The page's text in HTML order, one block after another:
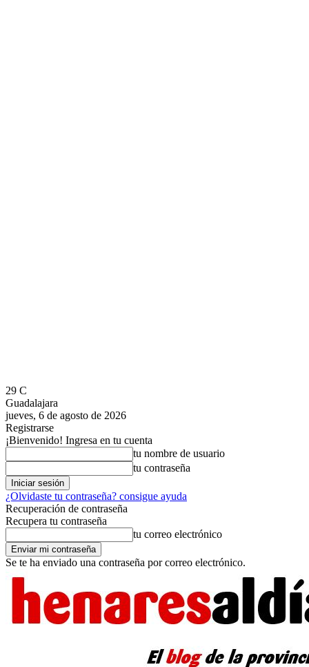
29 C
Guadalajara
jueves, 6 de agosto de 2026
Registrarse
¡Bienvenido! Ingresa en tu cuenta
tu nombre de usuario
tu contraseña
¿Olvidaste tu contraseña? consigue ayuda
Recuperación de contraseña
Recupera tu contraseña
tu correo electrónico
Se te ha enviado una contraseña por correo electrónico.